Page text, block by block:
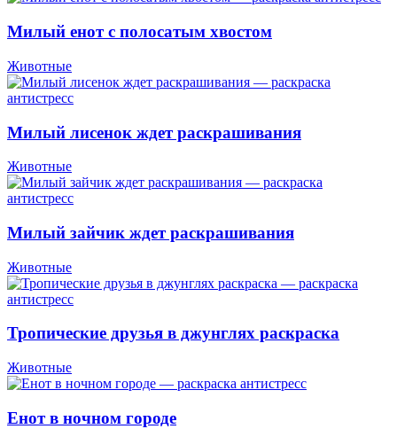
Милый енот с полосатым хвостом
Животные
Милый лисенок ждет раскрашивания
Животные
Милый зайчик ждет раскрашивания
Животные
Тропические друзья в джунглях раскраска
Животные
Енот в ночном городе